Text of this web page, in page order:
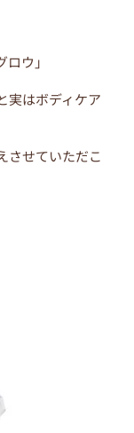
ウ」
実はボディケア
させていただこ